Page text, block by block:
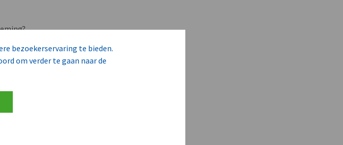
bezoekerservaring te bieden.
om verder te gaan naar de